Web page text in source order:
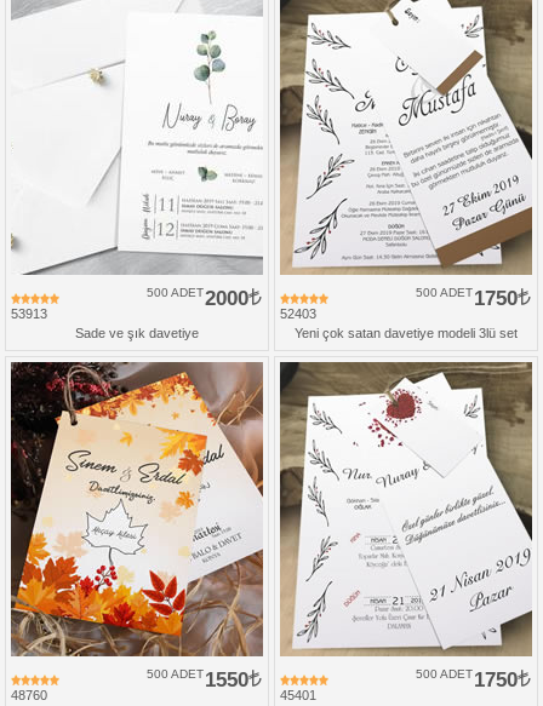
53913
2000
500 ADET
Sade ve şık davetiye
52403
1750
500 ADET
Yeni çok satan davetiye modeli 3lü set
48760
1550
500 ADET
45401
1750
500 ADET